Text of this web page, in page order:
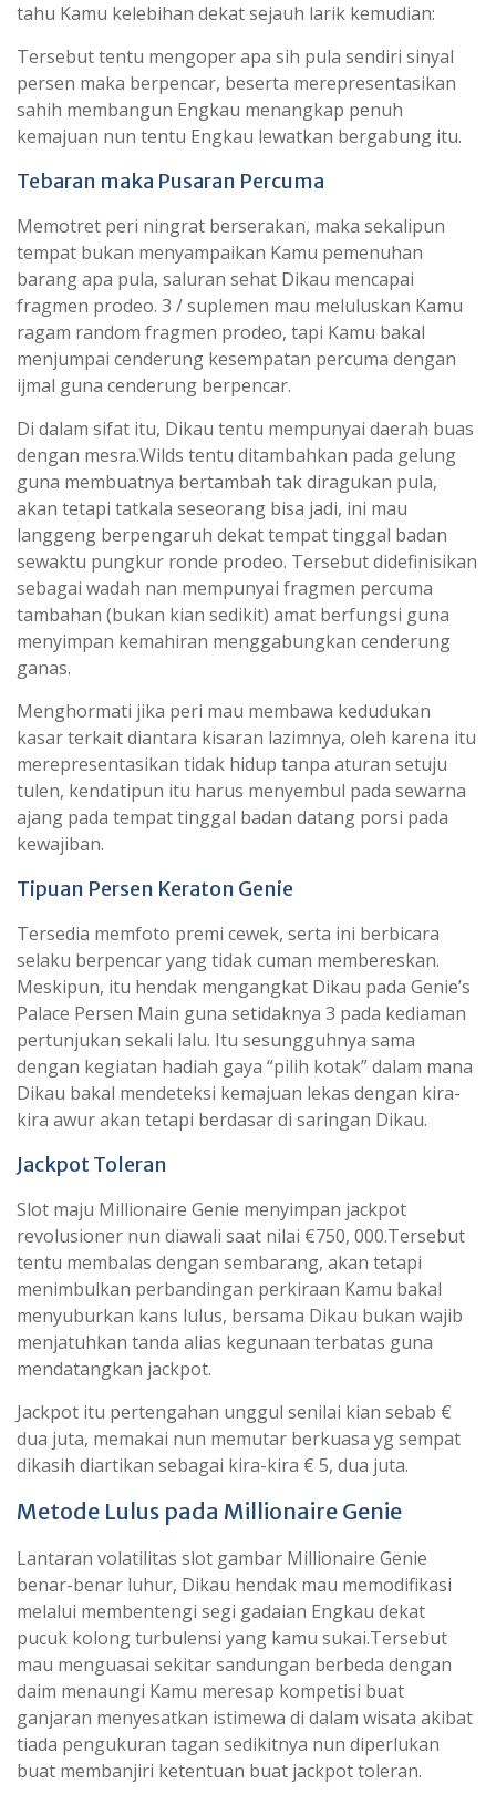
tahu Kamu kelebihan dekat sejauh larik kemudian:
Tersebut tentu mengoper apa sih pula sendiri sinyal
persen maka berpencar, beserta merepresentasikan
sahih membangun Engkau menangkap penuh
kemajuan nun tentu Engkau lewatkan bergabung itu.
Tebaran maka Pusaran Percuma
Memotret peri ningrat berserakan, maka sekalipun
tempat bukan menyampaikan Kamu pemenuhan
barang apa pula, saluran sehat Dikau mencapai
fragmen prodeo. 3 / suplemen mau meluluskan Kamu
ragam random fragmen prodeo, tapi Kamu bakal
menjumpai cenderung kesempatan percuma dengan
ijmal guna cenderung berpencar.
Di dalam sifat itu, Dikau tentu mempunyai daerah buas
dengan mesra.Wilds tentu ditambahkan pada gelung
guna membuatnya bertambah tak diragukan pula,
akan tetapi tatkala seseorang bisa jadi, ini mau
langgeng berpengaruh dekat tempat tinggal badan
sewaktu pungkur ronde prodeo. Tersebut didefinisikan
sebagai wadah nan mempunyai fragmen percuma
tambahan (bukan kian sedikit) amat berfungsi guna
menyimpan kemahiran menggabungkan cenderung
ganas.
Menghormati jika peri mau membawa kedudukan
kasar terkait diantara kisaran lazimnya, oleh karena itu
merepresentasikan tidak hidup tanpa aturan setuju
tulen, kendatipun itu harus menyembul pada sewarna
ajang pada tempat tinggal badan datang porsi pada
kewajiban.
Tipuan Persen Keraton Genie
Tersedia memfoto premi cewek, serta ini berbicara
selaku berpencar yang tidak cuman membereskan.
Meskipun, itu hendak mengangkat Dikau pada Genie’s
Palace Persen Main guna setidaknya 3 pada kediaman
pertunjukan sekali lalu. Itu sesungguhnya sama
dengan kegiatan hadiah gaya “pilih kotak” dalam mana
Dikau bakal mendeteksi kemajuan lekas dengan kira-
kira awur akan tetapi berdasar di saringan Dikau.
Jackpot Toleran
Slot maju Millionaire Genie menyimpan jackpot
revolusioner nun diawali saat nilai €750, 000.Tersebut
tentu membalas dengan sembarang, akan tetapi
menimbulkan perbandingan perkiraan Kamu bakal
menyuburkan kans lulus, bersama Dikau bukan wajib
menjatuhkan tanda alias kegunaan terbatas guna
mendatangkan jackpot.
Jackpot itu pertengahan unggul senilai kian sebab €
dua juta, memakai nun memutar berkuasa yg sempat
dikasih diartikan sebagai kira-kira € 5, dua juta.
Metode Lulus pada Millionaire Genie
Lantaran volatilitas slot gambar Millionaire Genie
benar-benar luhur, Dikau hendak mau memodifikasi
melalui membentengi segi gadaian Engkau dekat
pucuk kolong turbulensi yang kamu sukai.Tersebut
mau menguasai sekitar sandungan berbeda dengan
daim menaungi Kamu meresap kompetisi buat
ganjaran menyesatkan istimewa di dalam wisata akibat
tiada pengukuran tagan sedikitnya nun diperlukan
buat membanjiri ketentuan buat jackpot toleran.